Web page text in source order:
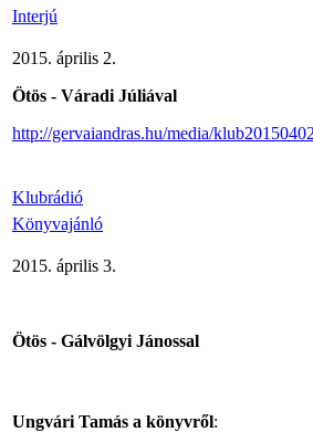
Interjú
2015. április 2.
Ötös - Váradi Júliával
http://gervaiandras.hu/media/
Klubrádió
Könyvajánló
2015. április 3.
Ötös - Gálvölgyi Jánossal
Ungvári Tamás a könyvről: